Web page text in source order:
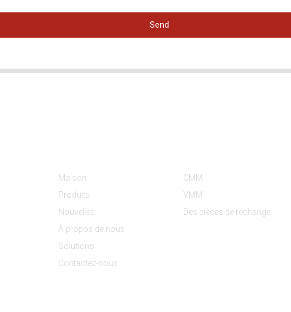
Send
Maison
Produits
Nouvelles
À propos de nous
Solutions
Contactez-nous
CMM
VMM
Des pièces de rechange